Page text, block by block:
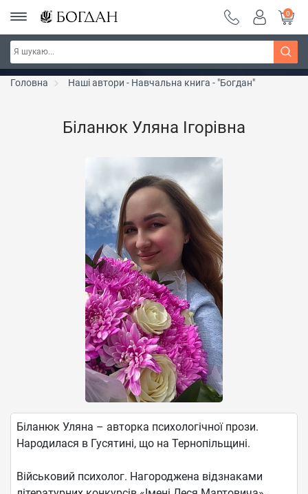
РОЗПРОДАЖ ~ 150 грн ~ 200 грн ~ 250 грн ~
300 грн ~ РОЗПРОДАЖ
Дізнатись більше
0
Головна Наші автори - Навчальна книга - "Богдан"
Біланюк Уляна Ігорівна
Біланюк Уляна – авторка психологічної прози.
Народилася в Гусятині, що на Тернопільщині.
Військовий психолог. Нагороджена відзнаками